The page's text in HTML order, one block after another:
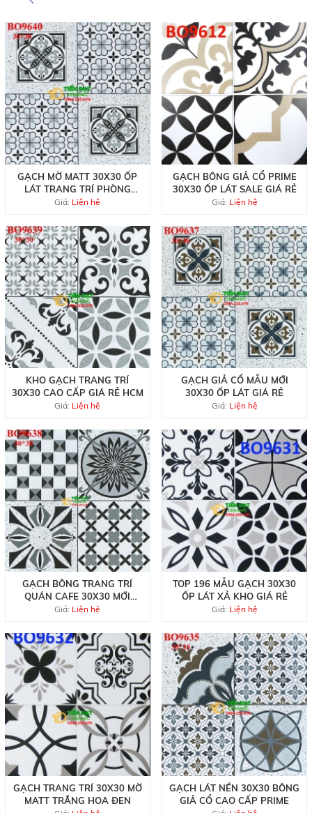
GẠCH MỜ MATT 30X30 ỐP
LÁT TRANG TRÍ PHÒNG
KHÁCH
Giá: Liện hệ
GẠCH BÔNG GIẢ CỔ PRIME
30X30 ỐP LÁT SALE GIÁ RẺ
Giá: Liện hệ
KHO GẠCH TRANG TRÍ
30X30 CAO CẤP GIÁ RẺ HCM
Giá: Liện hệ
GẠCH GIẢ CỔ MẪU MỚI
30X30 ỐP LÁT GIÁ RẺ
Giá: Liện hệ
GẠCH BÔNG TRANG TRÍ
QUÁN CAFE 30X30 MỚI
NHẤT
Giá: Liện hệ
TOP 196 MẪU GẠCH 30X30
ỐP LÁT XẢ KHO GIÁ RẺ
Giá: Liện hệ
GẠCH TRANG TRÍ 30X30 MỜ
MATT TRẮNG HOA ĐEN
GẠCH LÁT NỀN 30X30 BÔNG
GIẢ CỔ CAO CẤP PRIME